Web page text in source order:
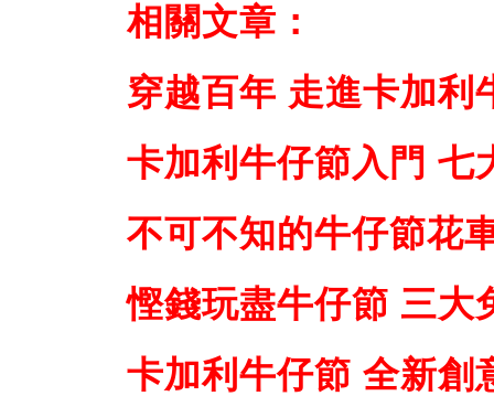
相關文章：
穿越百年 走進卡加利
卡加利牛仔節入門 七
不可不知的牛仔節花
慳錢玩盡牛仔節 三大
卡加利牛仔節 全新創